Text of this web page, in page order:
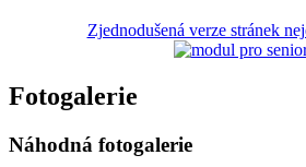
Zjednodušená verze stránek
Fotogalerie
Náhodná fotogalerie